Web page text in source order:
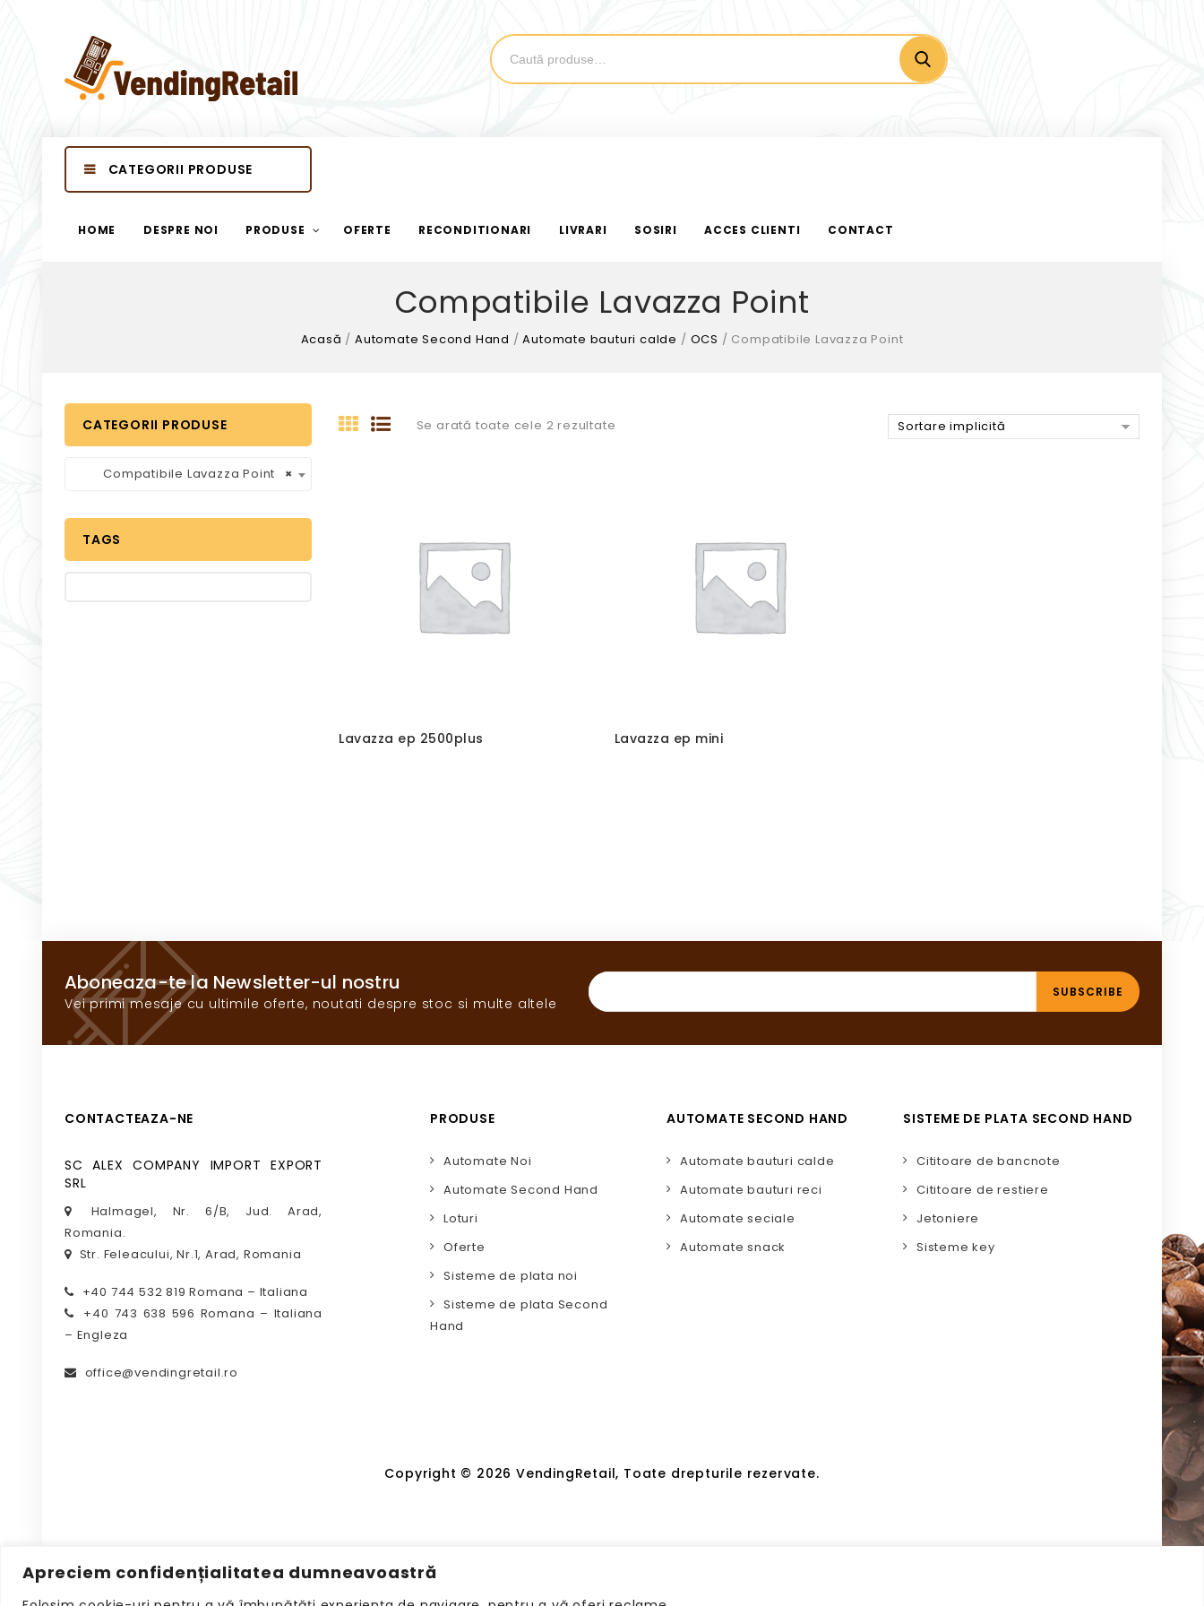
Apreciem confidențialitatea dumneavoastră
CATEGORII PRODUSE
HOME DESPRE NOI PRODUSE OFERTE RECONDITIONARI LIVRARI SOSIRI ACCES CLIENTI CONTACT
Compatibile Lavazza Point
Acasă /Automate Second Hand /Automate bauturi calde / OCS / Compatibile Lavazza Point
Se arată toate cele 2 rezultate Sortare implicită
Lavazza ep 2500plus Lavazza ep mini
CATEGORII PRODUSE
×
Compatibile Lavazza Point
TAGS
Aboneaza-te la Newsletter-ul nostru
Vei primi mesaje cu ultimile oferte, noutati despre stoc si multe altele
CONTACTEAZA-NE
SC ALEX COMPANY IMPORT EXPORT
SRL
Halmagel, Nr. 6/B, Jud. Arad,
Romania.
Str. Feleacului, Nr.1, Arad, Romania
+40 744 532 819 Romana – Italiana
+40 743 638 596 Romana – Italiana
– Engleza
office@vendingretail.ro
PRODUSE
Automate Noi
Automate Second Hand
Loturi
Oferte
Sisteme de plata noi
Sisteme de plata Second
Hand
AUTOMATE SECOND HAND
Automate bauturi calde
Automate bauturi reci
Automate seciale
Automate snack
SISTEME DE PLATA SECOND HAND
Cititoare de bancnote
Cititoare de restiere
Jetoniere
Sisteme key
Copyright © 2026 VendingRetail, Toate drepturile rezervate.